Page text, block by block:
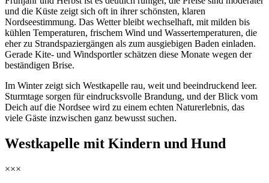
und die Küste zeigt sich oft in ihrer schönsten, klaren
Nordseestimmung. Das Wetter bleibt wechselhaft, mit milden bis
kühlen Temperaturen, frischem Wind und Wassertemperaturen, die
eher zu Strandspaziergängen als zum ausgiebigen Baden einladen.
Gerade Kite- und Windsportler schätzen diese Monate wegen der
beständigen Brise.
Im Winter zeigt sich Westkapelle rau, weit und beeindruckend leer.
Sturmtage sorgen für eindrucksvolle Brandung, und der Blick vom
Deich auf die Nordsee wird zu einem echten Naturerlebnis, das
viele Gäste inzwischen ganz bewusst suchen.
Westkapelle mit Kindern und Hund
×××